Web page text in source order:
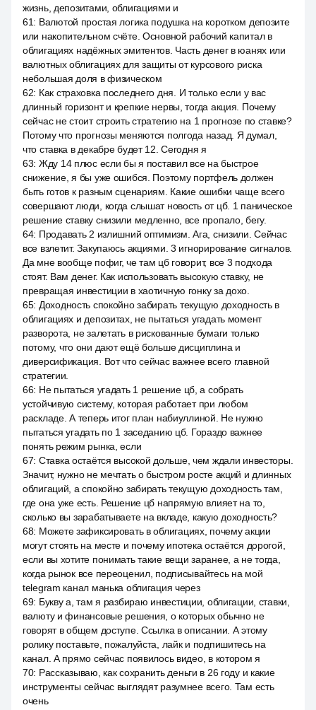
жизнь, депозитами, облигациями и
61: Валютой простая логика подушка на коротком депозите
или накопительном счёте. Основной рабочий капитал в
облигациях надёжных эмитентов. Часть денег в юанях или
валютных облигациях для защиты от курсового риска
небольшая доля в физическом
62: Как страховка последнего дня. И только если у вас
длинный горизонт и крепкие нервы, тогда акция. Почему
сейчас не стоит строить стратегию на 1 прогнозе по ставке?
Потому что прогнозы меняются полгода назад. Я думал,
что ставка в декабре будет 12. Сегодня я
63: Жду 14 плюс если бы я поставил все на быстрое
снижение, я бы уже ошибся. Поэтому портфель должен
быть готов к разным сценариям. Какие ошибки чаще всего
совершают люди, когда слышат новость от цб. 1 паническое
решение ставку снизили медленно, все пропало, бегу.
64: Продавать 2 излишний оптимизм. Ага, снизили. Сейчас
все взлетит. Закупаюсь акциями. 3 игнорирование сигналов.
Да мне вообще пофиг, че там цб говорит, все 3 подхода
стоят. Вам денег. Как использовать высокую ставку, не
превращая инвестиции в хаотичную гонку за дохо.
65: Доходность спокойно забирать текущую доходность в
облигациях и депозитах, не пытаться угадать момент
разворота, не залетать в рискованные бумаги только
потому, что они дают ещё больше дисциплина и
диверсификация. Вот что сейчас важнее всего главной
стратегии.
66: Не пытаться угадать 1 решение цб, а собрать
устойчивую систему, которая работает при любом
раскладе. А теперь итог план набиуллиной. Не нужно
пытаться угадать по 1 заседанию цб. Гораздо важнее
понять режим рынка, если
67: Ставка остаётся высокой дольше, чем ждали инвесторы.
Значит, нужно не мечтать о быстром росте акций и длинных
облигаций, а спокойно забирать текущую доходность там,
где она уже есть. Решение цб напрямую влияет на то,
сколько вы зарабатываете на вкладе, какую доходность?
68: Можете зафиксировать в облигациях, почему акции
могут стоять на месте и почему ипотека остаётся дорогой,
если вы хотите понимать такие вещи заранее, а не тогда,
когда рынок все переоценил, подписывайтесь на мой
telegram канал манька облигация через
69: Букву а, там я разбираю инвестиции, облигации, ставки,
валюту и финансовые решения, о которых обычно не
говорят в общем доступе. Ссылка в описании. А этому
ролику поставьте, пожалуйста, лайк и подпишитесь на
канал. А прямо сейчас появилось видео, в котором я
70: Рассказываю, как сохранить деньги в 26 году и какие
инструменты сейчас выглядят разумнее всего. Там есть
очень